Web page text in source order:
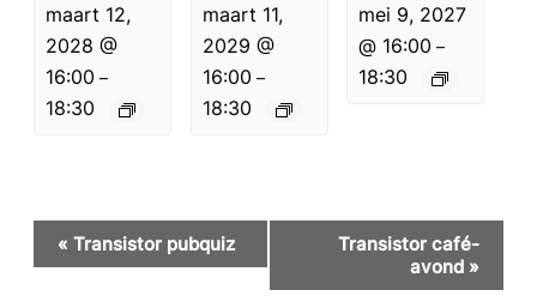
maart 12,
2028 @
16:00 –
18:30
maart 11,
2029 @
16:00 –
18:30
mei 9, 2027
@ 16:00 –
18:30
Evenement
Navigatie
« Transistor pubquiz
Transistor café-
avond »